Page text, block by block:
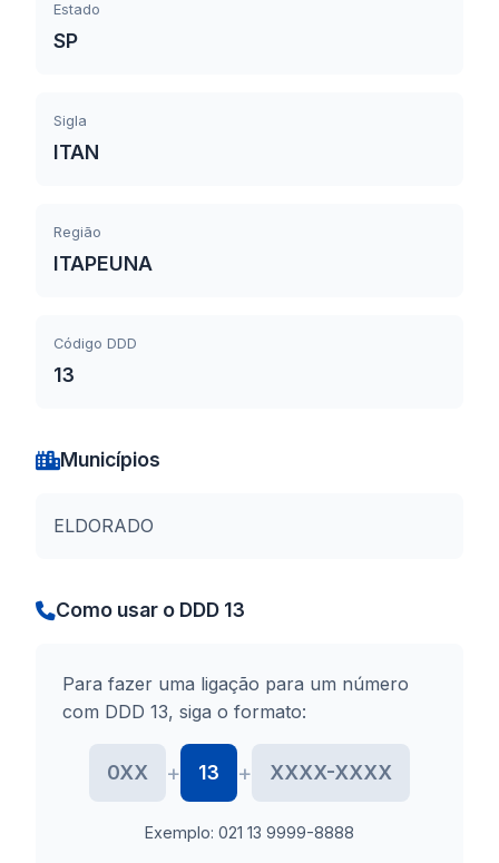
Estado
SP
Sigla
ITAN
Região
ITAPEUNA
Código DDD
13
Municípios
ELDORADO
Como usar o DDD 13
Para fazer uma ligação para um número
com DDD 13, siga o formato:
0XX + 13 + XXXX-XXXX
Exemplo: 021 13 9999-8888